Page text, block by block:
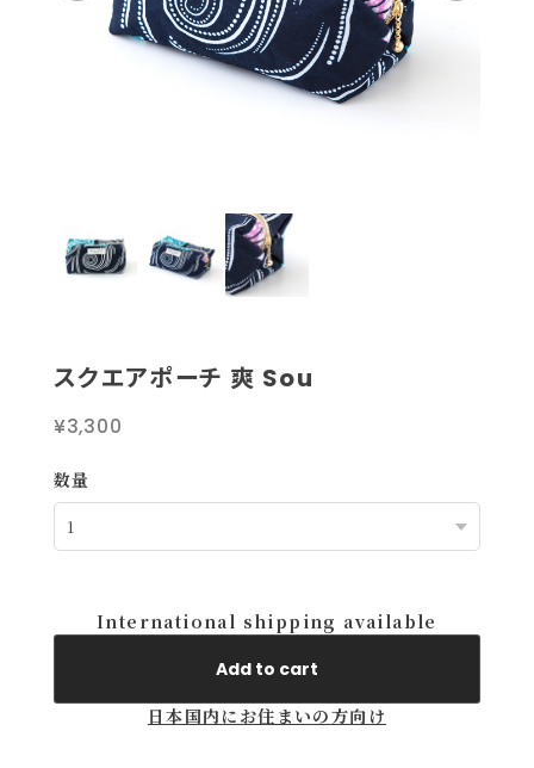
スクエアポーチ 爽 Sou
¥3,300
数量
International shipping available
Add to cart
日本国内にお住まいの方向け